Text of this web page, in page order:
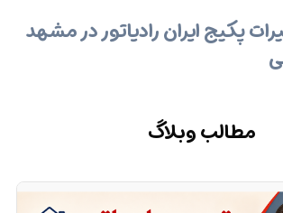
پکیج ایران رادیاتور در مشهد
مطالب وبلاگ